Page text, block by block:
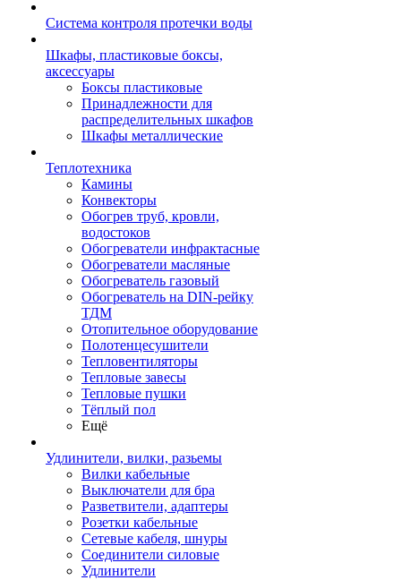
Система контроля протечки воды
Шкафы, пластиковые боксы,
аксессуары
Боксы пластиковые
Принадлежности для
распределительных шкафов
Шкафы металлические
Теплотехника
Камины
Конвекторы
Обогрев труб, кровли,
водостоков
Обогреватели инфрактасные
Обогреватели масляные
Обогреватель газовый
Обогреватель на DIN-рейку
ТДМ
Отопительное оборудование
Полотенцесушители
Тепловентиляторы
Тепловые завесы
Тепловые пушки
Тёплый пол
Ещё
Удлинители, вилки, разьемы
Вилки кабельные
Выключатели для бра
Разветвители, адаптеры
Розетки кабельные
Сетевые кабеля, шнуры
Соединители силовые
Удлинители